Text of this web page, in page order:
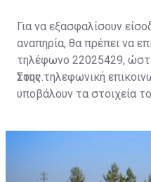
Για να εξασφαλίσουν
αναπηρία, θα πρέπει να
τηλέφωνο 22025429,
τους.
Στην τηλεφωνική
υποβάλουν τα στοιχεία
ονοματεπώνυμο, αριθμός